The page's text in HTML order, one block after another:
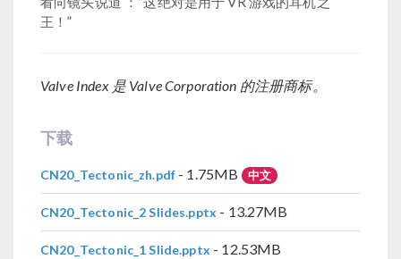
王！”
Valve Index 是 Valve Corporation 的注册商标。
下载
CN20_Tectonic_zh.pdf - 1.75MB 中文
CN20_Tectonic_2 Slides.pptx - 13.27MB
CN20_Tectonic_1 Slide.pptx - 12.53MB